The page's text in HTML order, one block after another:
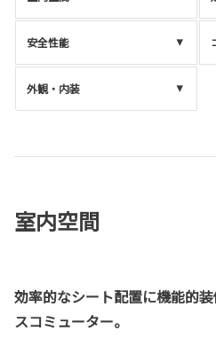
安全性能
外観・内装
室内空間
効率的なシート配置に機能的
スコミューター。